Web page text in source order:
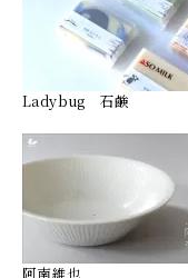
Ladybug 石鹸
阿南維也